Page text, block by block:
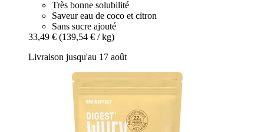
Très bonne solubilité
Saveur eau de coco et citron
Sans sucre ajouté
33,49 € (139,54 € / kg)
Livraison jusqu'au 17 août